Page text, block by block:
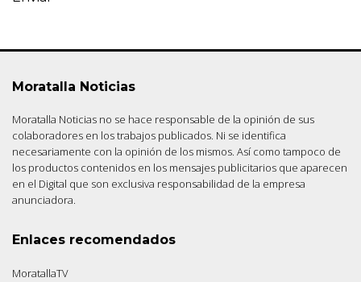
Moratalla Noticias
Moratalla Noticias no se hace responsable de la opinión de sus
colaboradores en los trabajos publicados. Ni se identifica
necesariamente con la opinión de los mismos. Así como tampoco de
los productos contenidos en los mensajes publicitarios que aparecen
en el Digital que son exclusiva responsabilidad de la empresa
anunciadora.
Enlaces recomendados
MoratallaTV